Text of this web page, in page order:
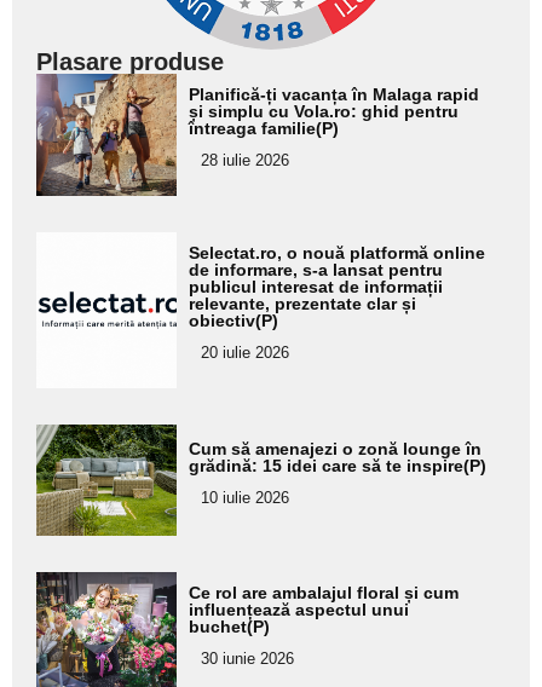
Plasare produse
Adaugă
aici textul
pentru
subtitlu
Planifică-ți vacanța în Malaga rapid
și simplu cu Vola.ro: ghid pentru
întreaga familie(P)
28 iulie 2026
pentru
subtitlu
Selectat.ro, o nouă platformă online
de informare, s-a lansat pentru
publicul interesat de informații
relevante, prezentate clar și
obiectiv(P)
20 iulie 2026
Adaugă
aici textul
pentru
subtitlu
Cum să amenajezi o zonă lounge în
grădină: 15 idei care să te inspire(P)
10 iulie 2026
Adaugă
aici textul
pentru
subtitlu
Ce rol are ambalajul floral și cum
influențează aspectul unui
buchet(P)
30 iunie 2026